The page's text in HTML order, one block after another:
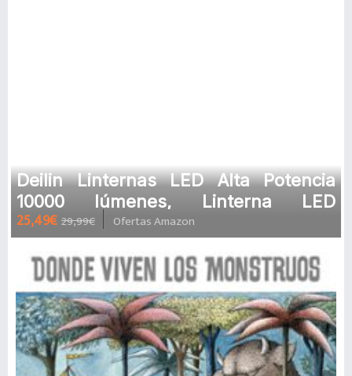
Deilin Linternas LED Alta Potencia
10000 lúmenes, Linterna LED
Recargable , Con Zoom, De Larga
Dura
25,49€ 29,99€ Ofertas Amazon